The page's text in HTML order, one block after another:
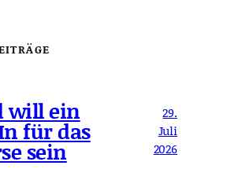
will ein
für das
sein
29.
Juli
2026